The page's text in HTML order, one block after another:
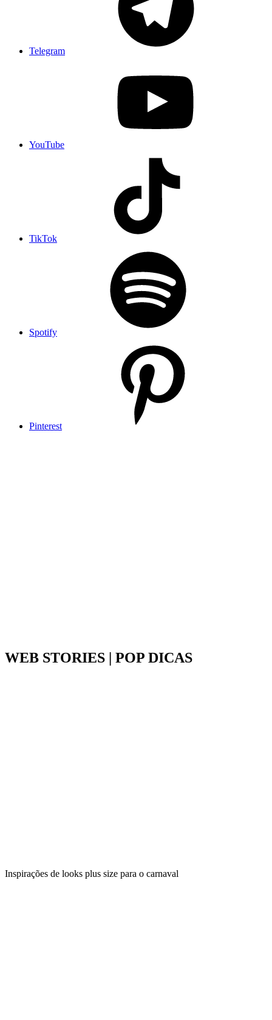
Telegram
YouTube
TikTok
Spotify
Pinterest
WEB STORIES | POP DICAS
Inspirações de looks plus size para o carnaval